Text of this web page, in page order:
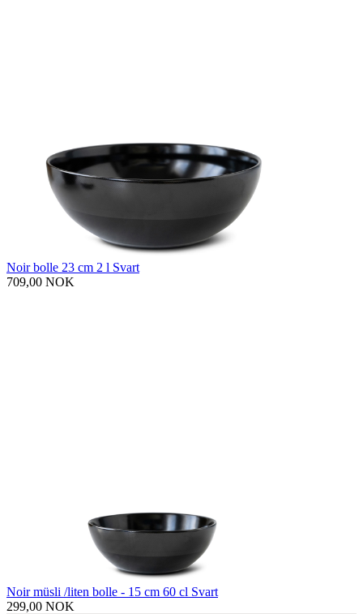
Noir bolle 23 cm 2 l Svart
709,00 NOK
Noir müsli /liten bolle - 15 cm 60 cl Svart
299,00 NOK